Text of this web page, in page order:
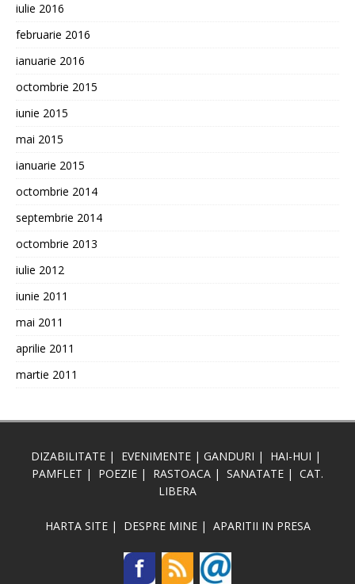
iulie 2016
februarie 2016
ianuarie 2016
octombrie 2015
iunie 2015
mai 2015
ianuarie 2015
octombrie 2014
septembrie 2014
octombrie 2013
iulie 2012
iunie 2011
mai 2011
aprilie 2011
martie 2011
DIZABILITATE | EVENIMENTE | GANDURI | HAI-HUI |
PAMFLET | POEZIE | RASTOACA | SANATATE | CAT.
LIBERA
HARTA SITE| DESPRE MINE| APARITII IN PRESA